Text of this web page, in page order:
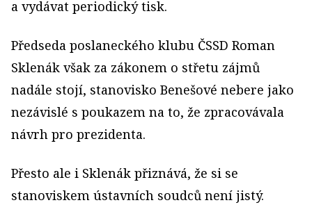
a vydávat periodický tisk.
Předseda poslaneckého klubu ČSSD Roman
Sklenák však za zákonem o střetu zájmů
nadále stojí, stanovisko Benešové nebere jako
nezávislé s poukazem na to, že zpracovávala
návrh pro prezidenta.
Přesto ale i Sklenák přiznává, že si se
stanoviskem ústavních soudců není jistý.